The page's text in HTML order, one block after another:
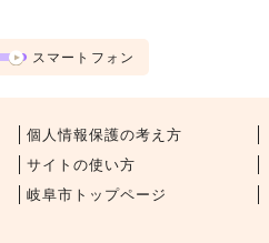
スマートフォン
個人情報保護の考え方
サイトの使い方
岐阜市トップページ